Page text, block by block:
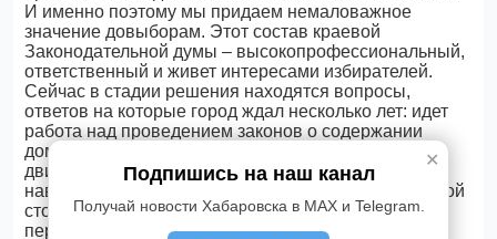
И именно поэтому мы придаем немаловажное
значение довыборам. Этот состав краевой
Законодательной думы – высокопрофессиональный,
ответственный и живет интересами избирателей.
Сейчас в стадии решения находятся вопросы,
ответов на которые город ждал несколько лет: идет
работа над проведением законов о содержании
домашних животных, организации транспортного
движения и ответственности за нарушения,
наведении порядка с парковками в дальневосточной
столице. Многие из этих вопросов уже прошли
первые слушания в краевой думе».
✕
Подпишись на наш канал
Получай новости Хабаровска в MAX и Telegram.